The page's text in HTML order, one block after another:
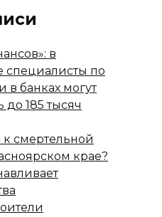
в
специалисты по
в банках могут
до 185 тысяч
смертельной
крае?